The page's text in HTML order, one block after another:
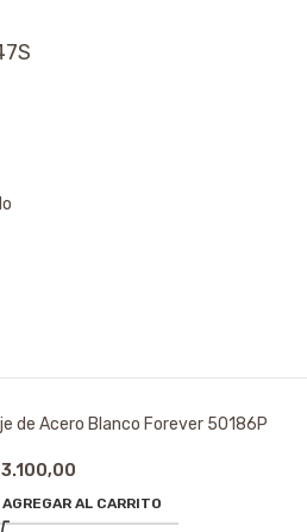
de Acero Blanco Forever 50186P
3.100,00
AGREGAR AL CARRITO